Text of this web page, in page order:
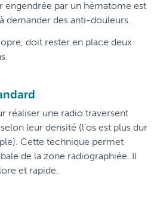
engendrée par un hématome est
demander des anti-douleurs.
doit rester en place deux
réaliser une radio traversent
leur densité (l’os est plus dur
Cette technique permet
de la zone radiographiée. Il
et rapide.